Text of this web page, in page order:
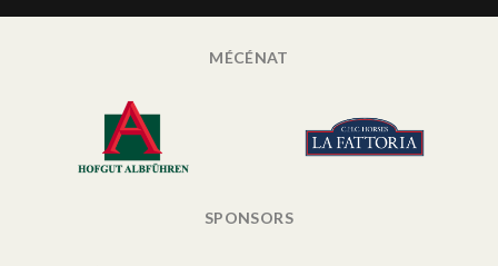
MÉCÉNAT
SPONSORS